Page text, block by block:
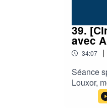
39.
avec
34:07 |
Séance
Louxor,
Isabelle
long